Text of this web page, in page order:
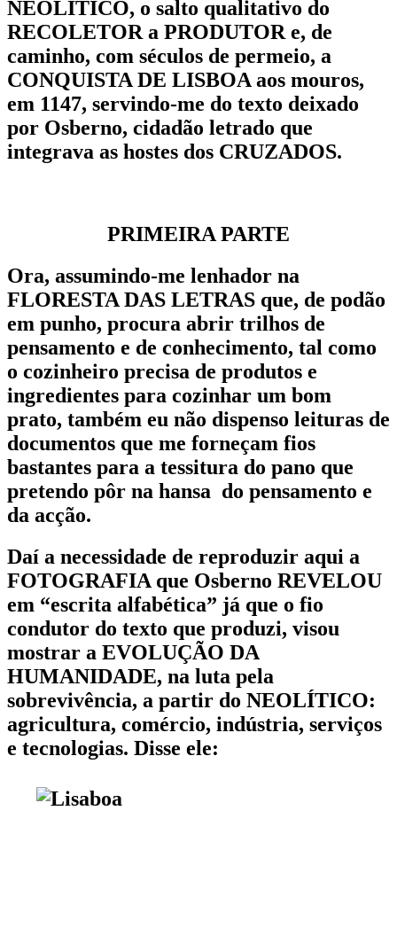
NEOLÍTICO, o salto qualitativo do
RECOLETOR a PRODUTOR e, de
caminho, com séculos de permeio, a
CONQUISTA DE LISBOA aos mouros,
em 1147, servindo-me do texto deixado
por Osberno, cidadão letrado que
integrava as hostes dos CRUZADOS.
PRIMEIRA PARTE
Ora, assumindo-me lenhador na
FLORESTA DAS LETRAS que, de podão
em punho, procura abrir trilhos de
pensamento e de conhecimento, tal como
o cozinheiro precisa de produtos e
ingredientes para cozinhar um bom
prato, também eu não dispenso leituras de
documentos que me forneçam fios
bastantes para a tessitura do pano que
pretendo pôr na hansa do pensamento e
da acção.
Daí a necessidade de reproduzir aqui a
FOTOGRAFIA que Osberno REVELOU
em “escrita alfabética” já que o fio
condutor do texto que produzi, visou
mostrar a EVOLUÇÃO DA
HUMANIDADE, na luta pela
sobrevivência, a partir do NEOLÍTICO:
agricultura, comércio, indústria, serviços
e tecnologias. Disse ele: